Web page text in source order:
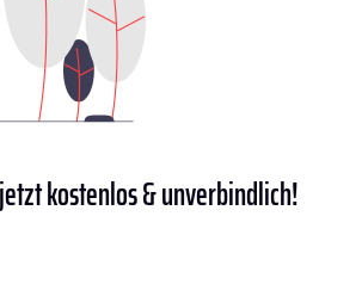
kostenlos & unverbindlich!